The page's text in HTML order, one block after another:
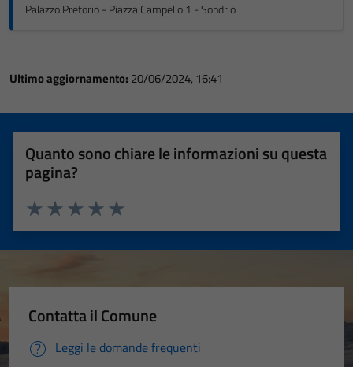
Palazzo Pretorio - Piazza Campello 1 - Sondrio
Ultimo aggiornamento: 20/06/2024, 16:41
Quanto sono chiare le informazioni su questa
pagina?
Valuta 5 stelle su 5
Valuta 4 stelle su 5
Valuta 3 stelle su 5
Valuta 2 stelle su 5
Valuta 1 stelle su 5
Contatta il Comune
Leggi le domande frequenti